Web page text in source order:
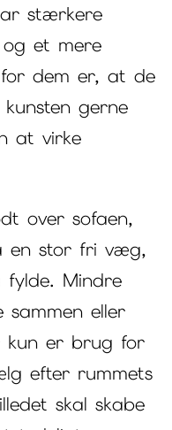
stærkere
et mere
dem er, at de
gerne
at virke
over sofaen,
en stor fri væg,
Mindre
eller
kun er brug for
efter rummets
skal skabe